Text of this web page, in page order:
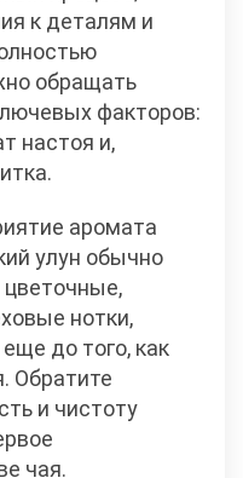
к деталям и
обращать
факторов:
настоя и,
аромата
улун обычно
нотки,
до того, как
Обратите
и чистоту
чая.